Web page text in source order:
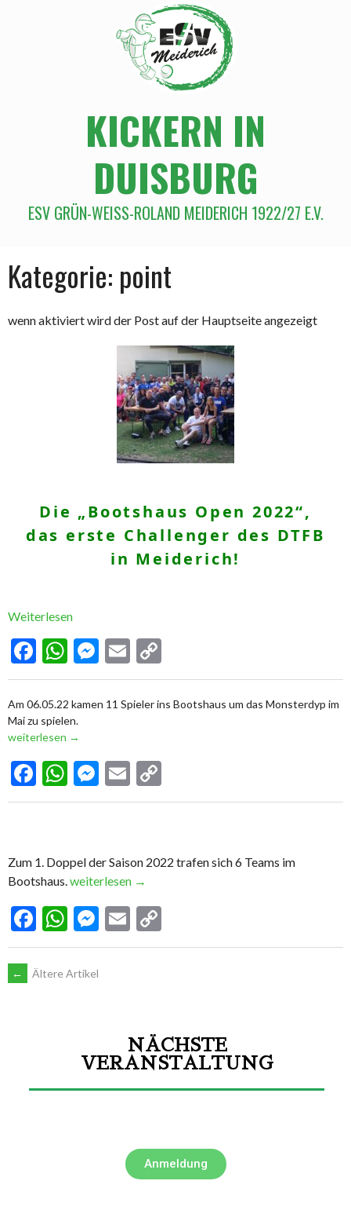
KICKERN IN
DUISBURG
ESV GRÜN-WEISS-ROLAND MEIDERICH 1922/27 E.V.
Kategorie: point
wenn aktiviert wird der Post auf der Hauptseite angezeigt
Die „Bootshaus Open 2022“,
das erste Challenger des DTFB
in Meiderich!
Weiterlesen
Facebook
WhatsApp
Messenger
Email
Link
Am 06.05.22 kamen 11 Spieler ins Bootshaus um das Monsterdyp im
Mai zu spielen.
weiterlesen →
Facebook
WhatsApp
Messenger
Email
Link
Zum 1. Doppel der Saison 2022 trafen sich 6 Teams im
Bootshaus.weiterlesen →
Facebook
WhatsApp
Messenger
Email
Link
← Ältere Artikel
NÄCHSTE
VERANSTALTUNG
Anmeldung